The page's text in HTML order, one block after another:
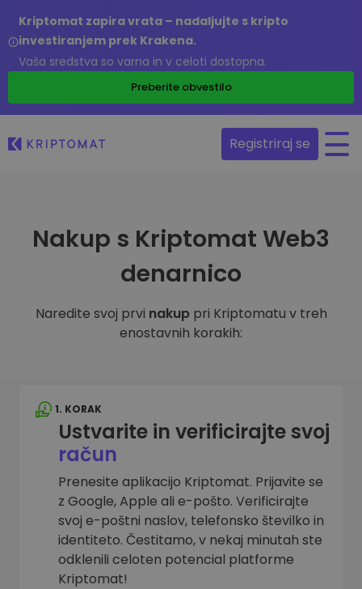
Kriptomat zapira vrata – nadaljujte s kripto
investiranjem prek Krakena.
Vaša sredstva so varna in v celoti dostopna.
Preberite obvestilo
Registriraj se
Nakup s Kriptomat Web3
denarnico
Naredite svoj prvi nakuppri Kriptomatu v treh
enostavnih korakih:
1. KORAK
Ustvarite in verificirajte svoj
račun
Prenesite aplikacijo Kriptomat. Prijavite se
z Google, Apple ali e-pošto. Verificirajte
svoj e-poštni naslov, telefonsko številko in
identiteto. Čestitamo, v nekaj minutah ste
odklenili celoten potencial platforme
Kriptomat!